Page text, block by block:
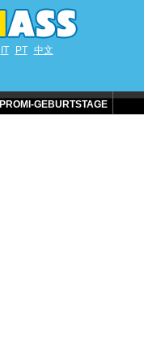
IT PT 中文
PROMI-GEBURTSTAGE